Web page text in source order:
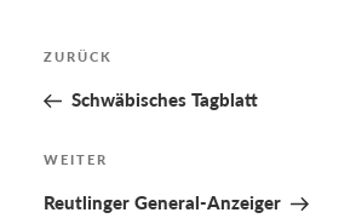
Beitragsnavigation
Vorheriger
Beitrag
ZURÜCK
Schwäbisches Tagblatt
Nächster
Beitrag
WEITER
Reutlinger General-Anzeiger